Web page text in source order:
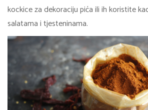
kockice za dekoraciju pića ili ih koristite
salatama i tjesteninama.